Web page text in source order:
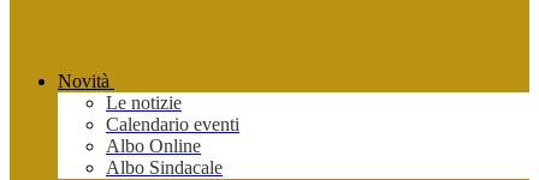
Novità
Le notizie
Calendario eventi
Albo Online
Albo Sindacale